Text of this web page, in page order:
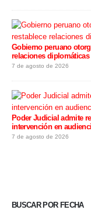
Gobierno peruano
relaciones
7 de agosto de 2026
Poder Judicial admite
intervención en
7 de agosto de 2026
BUSCAR POR FECHA